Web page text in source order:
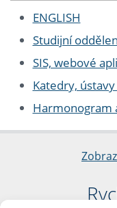
ENGLISH
Studijní
SIS, webové
Katedry,
Harmonogram